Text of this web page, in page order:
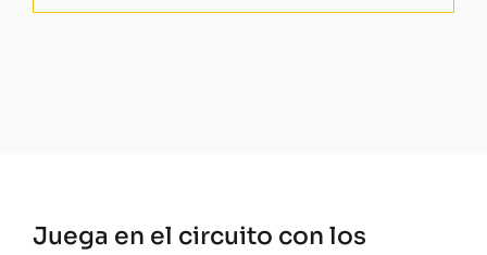
Juega en el circuito con los